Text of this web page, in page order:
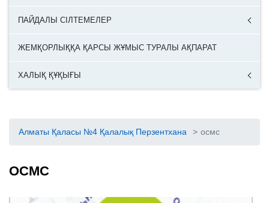
ПАЙДАЛЫ СІЛТЕМЕЛЕР
ЖЕМҚОРЛЫҚҚА ҚАРСЫ ЖҰМЫС ТУРАЛЫ АҚПАРАТ
ХАЛЫҚ ҚҰҚЫҒЫ
Алматы Қаласы №4 Қалалық Перзентхана > осмс
ОСМС